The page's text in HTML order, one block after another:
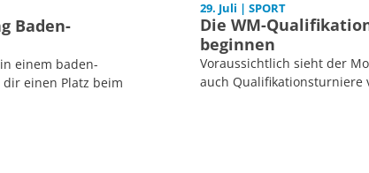
Baden-
einem baden-
einen Platz beim
29. Juli | SPORT
Die WM-
beginnen
Voraussichtlich sieht der
auch Qualifikationsturniere